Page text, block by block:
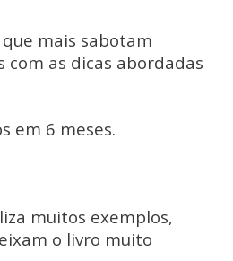
mais sabotam
as dicas abordadas
em 6 meses.
muitos exemplos,
o livro muito